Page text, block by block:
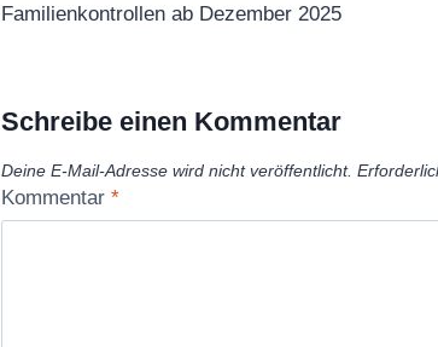
Familienkontrollen ab Dezember 2025
Schreibe einen Kommentar
Deine E-Mail-Adresse wird nicht veröffentlicht.
Kommentar *